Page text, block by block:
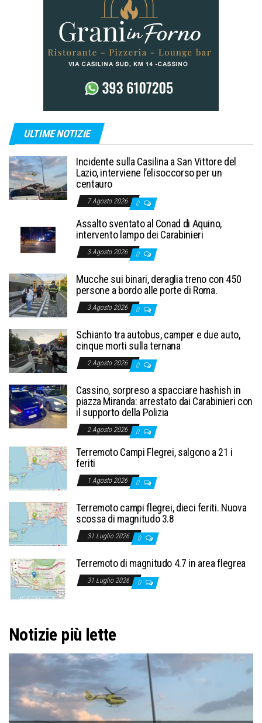
ULTIME NOTIZIE
Incidente sulla Casilina a San Vittore del
Lazio, interviene l’elisoccorso per un
centauro
7 Agosto 2026 0
Assalto sventato al Conad di Aquino,
intervento lampo dei Carabinieri
3 Agosto 2026 0
Mucche sui binari, deraglia treno con 450
persone a bordo alle porte di Roma.
3 Agosto 2026 0
Schianto tra autobus, camper e due auto,
cinque morti sulla ternana
2 Agosto 2026 0
Cassino, sorpreso a spacciare hashish in
piazza Miranda: arrestato dai Carabinieri con
il supporto della Polizia
2 Agosto 2026 0
Terremoto Campi Flegrei, salgono a 21 i
feriti
1 Agosto 2026 0
Terremoto campi flegrei, dieci feriti. Nuova
scossa di magnitudo 3.8
31 Luglio 2026 0
Terremoto di magnitudo 4.7 in area flegrea
31 Luglio 2026 0
Notizie più lette